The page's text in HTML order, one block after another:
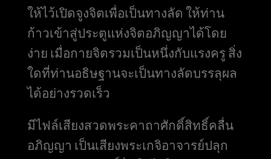
ให้ไว้เปิดจูงจิตเพื่อเป็นทางลัด ให้ท่าน
ก้าวเข้าสู่ประตูแห่งจิตอภิญญาได้โดย
ง่าย เมื่อกายจิตรวมเป็นหนึ่งกับแรงครู สิ่ง
ใดที่ท่านอธิษฐานจะเป็นทางลัดบรรลุผล
ได้อย่างรวดเร็ว
มีไฟล์เสียงสวดพระคาถาศักดิ์สิทธิ์คลื่น
อภิญญา เป็นเสียงพระเกจิอาจารย์ปลุก